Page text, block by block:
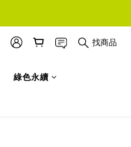
找商品
綠色永續